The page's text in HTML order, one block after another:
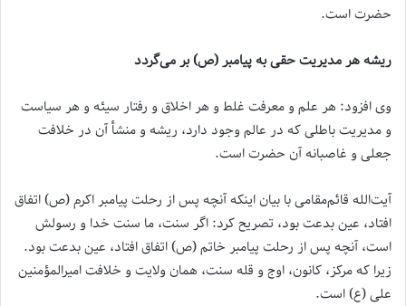
حضرت است.
ریشه هر مدیریت حقی به پیامبر (ص) بر می‌گردد
وی افزود: هر علم و معرفت غلط و هر اخلاق و رفتار سیئه و هر سیاست
و مدیریت باطلی که در عالم وجود دارد، ریشه و منشأ آن در خلافت
جعلی و غاصبانه آن حضرت است.
آیت‌الله قائم‌مقامی با بیان اینکه آنچه پس از رحلت پیامبر اکرم (ص) اتفاق
افتاد، عین بدعت بود، تصریح کرد: اگر سنت، ما سنت خدا و رسولش
است، آنچه پس از رحلت پیامبر خاتم (ص) اتفاق افتاد، عین بدعت بود.
زیرا که مرکز، کانون، اوج و قله سنت، همان ولایت و خلافت امیرالمؤمنین
علی (ع) است.